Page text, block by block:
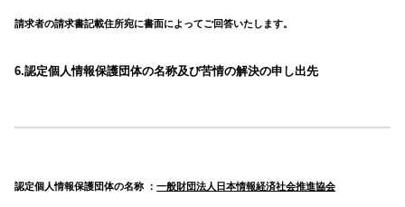
請求者の請求書記載住所宛に書面によってご回答いたします。
6.認定個人情報保護団体の名称及び苦情の解決の申し出先
認定個人情報保護団体の名称 ： 一般財団法人日本情報経済社会推進協会